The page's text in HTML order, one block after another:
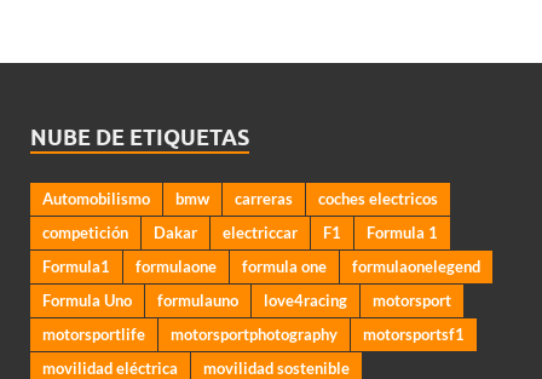
NUBE DE ETIQUETAS
Automobilismo bmw carreras
coches electricos
competición
Dakar electriccar F1
Formula 1
Formula1
formulaone formula one
formulaonelegend
Formula Uno
formulauno love4racing
motorsport
motorsportlife
motorsportphotography
motorsportsf1
movilidad eléctrica
movilidad sostenible